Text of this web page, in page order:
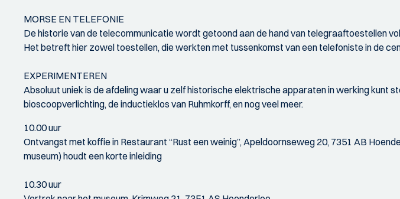
MORSE EN TELEFONIE
De historie van de telecommunicatie wordt getoond aan de hand van telegraaftoestellen
Het betreft hier zowel toestellen, die werkten met tussenkomst van een telefoniste in de
EXPERIMENTEREN
Absoluut uniek is de afdeling waar u zelf historische elektrische apparaten in werking kunt
bioscoopverlichting, de inductieklos van Ruhmkorff, en nog veel meer.
10.00 uur
Ontvangst met koffie in Restaurant “Rust een weinig”, Apeldoornseweg 20, 7351 AB
museum) houdt een korte inleiding
10.30 uur